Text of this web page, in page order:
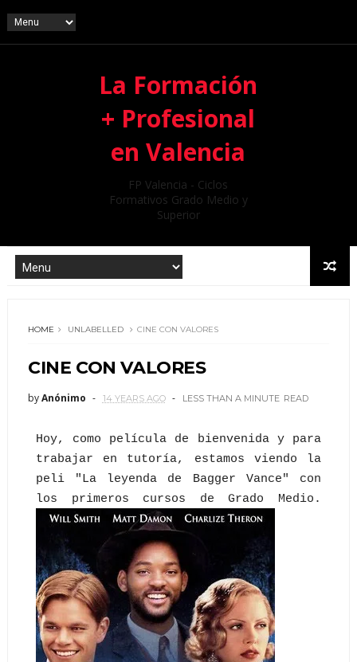
La Formación
+ Profesional
en Valencia
FP Valencia - Ciclos
Formativos Grado Medio y
Superior
HOME UNLABELLED CINE CON VALORES
CINE CON VALORES
byAnónimo 14 YEARS AGO LESS THAN A MINUTE READ
Hoy, como película de bienvenida y para
trabajar en tutoría, estamos viendo la
peli "La leyenda de Bagger Vance" con
los primeros cursos de Grado Medio.